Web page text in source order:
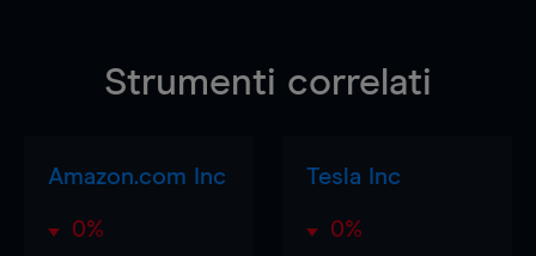
Strumenti correlati
Amazon.com Inc
0%
Tesla Inc
0%